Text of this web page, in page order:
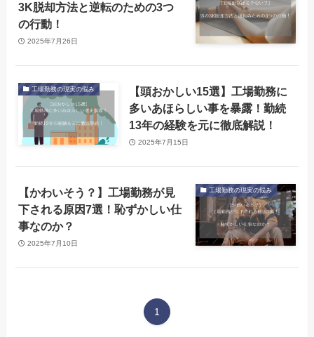
3K脱却方法と逆転のための3つ
の行動！
2025年7月26日
工場勤務の現実の悩み
【頭おかしい15選】工場勤務に
多いあほらしい事を暴露！勤続
13年の経験を元に徹底解説！
2025年7月15日
工場勤務の現実の悩み
【かわいそう？】工場勤務が見
下される原因7選！恥ずかしい仕
事なのか？
2025年7月10日
1